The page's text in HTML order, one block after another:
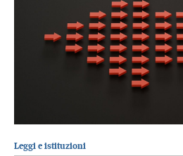
Leggi e istituzioni